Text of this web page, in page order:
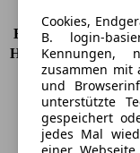
KW (PS)
Beschleunigung (0-
Anzahl der
Hubraum
Kraftstoff
Cookies,
B. login-
Kennungen,
zusammen mit
und
unterstützte
gespeichert
jedes Mal